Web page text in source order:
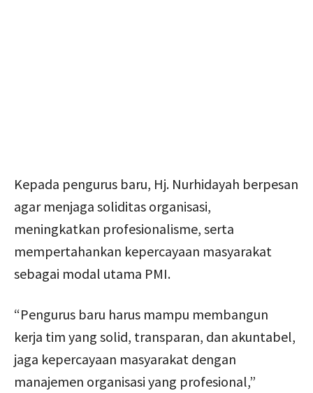
Kepada pengurus baru, Hj. Nurhidayah berpesan
agar menjaga soliditas organisasi,
meningkatkan profesionalisme, serta
mempertahankan kepercayaan masyarakat
sebagai modal utama PMI.
“Pengurus baru harus mampu membangun
kerja tim yang solid, transparan, dan akuntabel,
jaga kepercayaan masyarakat dengan
manajemen organisasi yang profesional,”